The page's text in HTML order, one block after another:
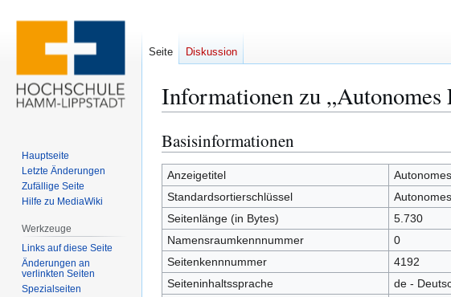
Informationen zu „Autonomes
Zur
Navigation
springen
Zur
Suche
springen
Basisinformationen
Anzeigetitel
Standardsortierschlüssel
Seitenlänge (in Bytes)
5.730
Namensraumkennnummer
0
Seitenkennnummer
4192
Seiteninhaltssprache
de -
Seite Diskussion
Hauptseite
Letzte Änderungen
Zufällige Seite
Hilfe zu MediaWiki
Werkzeuge
Links auf diese Seite
Änderungen an
verlinkten Seiten
Spezialseiten